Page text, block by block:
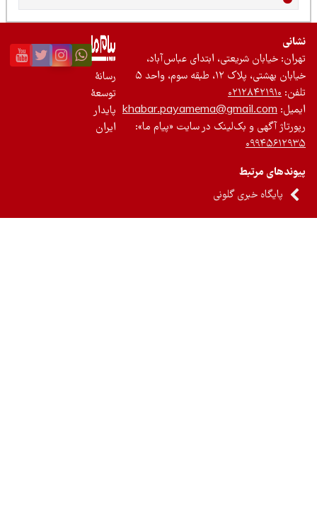
خیابان شریعتی، ابتدای عباس‌آباد،
بهشتی، پلاک ۱۲، طبقه سوم، واحد ۵
۰۲۱۲۸۴۲۱۹۱۰
khabar.payamema@gmail.com
آگهی و بک‌لینک در سایت «پیام ما»:
مرتبط
پایگاه خبری گلونی
رسانۀ
توسعۀ
پایدار
ایران